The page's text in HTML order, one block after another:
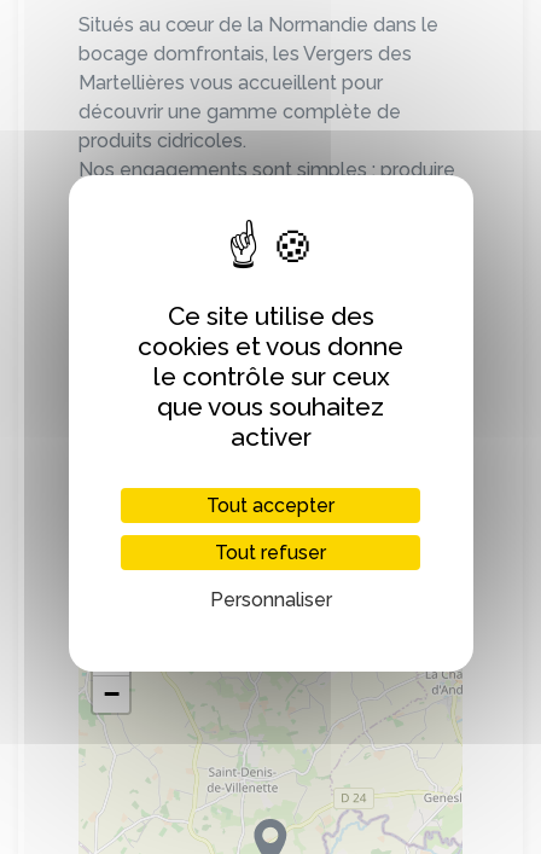
Situés au cœur de la Normandie dans le
bocage domfrontais, les Vergers des
Martellières vous accueillent pour
découvrir une gamme complète de
produits cidricoles.
Nos engagements sont simples : produire
respect de la nature et des traditions
Nous produisons : Effervescence de Poire,
Poiré Rosé, du Calvados AOC, pommeau
AOC, cidre, poiré, poiré de Domfront, jus
de pomme et poire, vinaigre de cidre,
balsamique de cidre, huile de colza,
Localisation
−
Ce site utilise des
cookies et vous donne
le contrôle sur ceux
que vous souhaitez
activer
Tout accepter
Tout refuser
Personnaliser